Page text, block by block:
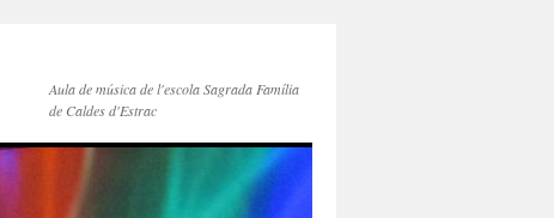
Aula de música de l'escola Sagrada Família
de Caldes d'Estrac